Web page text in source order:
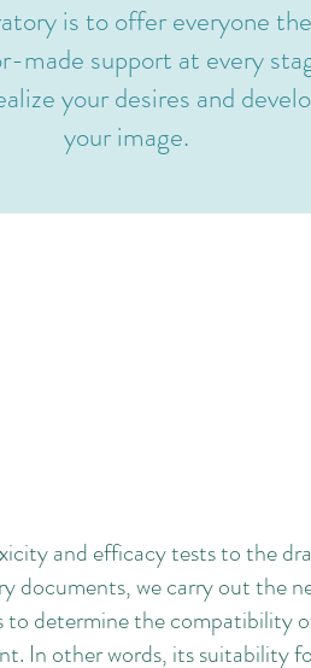
is to offer everyone
made support at every
your desires and
your image.
and efficacy tests to the
documents, we carry out the
to determine the compatibility
In other words, its suitability